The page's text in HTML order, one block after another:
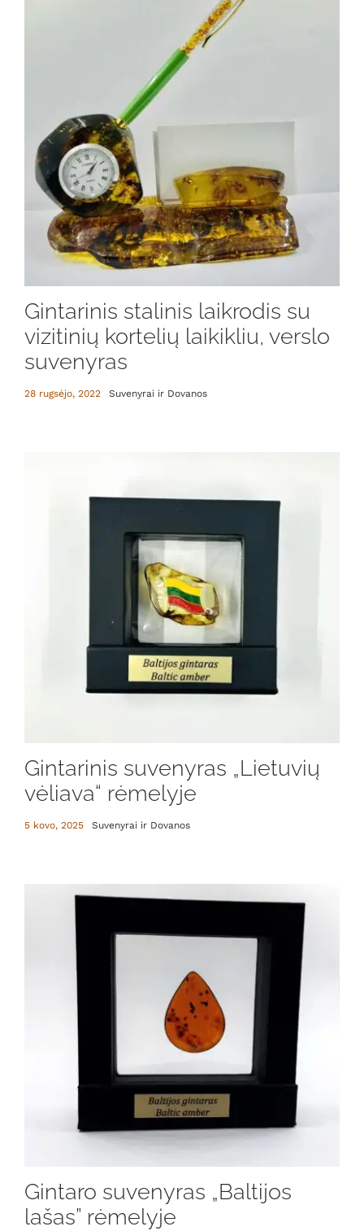
Gintarinis stalinis laikrodis su
vizitinių kortelių laikikliu, verslo
suvenyras
28 rugsėjo, 2022 Suvenyrai ir Dovanos
Gintarinis suvenyras „Lietuvių
vėliava“ rėmelyje
5 kovo, 2025 Suvenyrai ir Dovanos
Gintaro suvenyras „Baltijos
lašas” rėmelyje